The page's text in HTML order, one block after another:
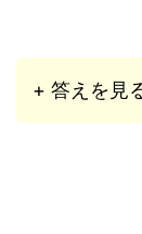
+ 答えを見